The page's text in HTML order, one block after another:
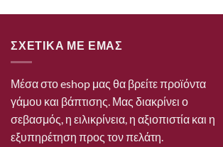
ΣΧΕΤΙΚΑ ΜΕ ΕΜΑΣ
Μέσα στο eshop μας θα βρείτε προϊόντα
γάμου και βάπτισης. Μας διακρίνει ο
σεβασμός, η ειλικρίνεια, η αξιοπιστία και η
εξυπηρέτηση προς τον πελάτη.